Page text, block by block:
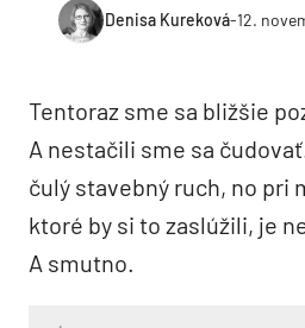
Denisa Kureková-12.
Tentoraz sme sa bližšie
A nestačili sme sa
čulý stavebný ruch, no pri
ktoré by si to zaslúžili, je
A smutno.